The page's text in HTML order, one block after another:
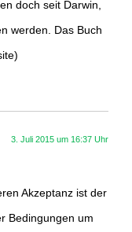
doch seit Darwin,
werden. Das Buch
3. Juli 2015 um 16:37 Uhr
Akzeptanz ist der
Bedingungen um